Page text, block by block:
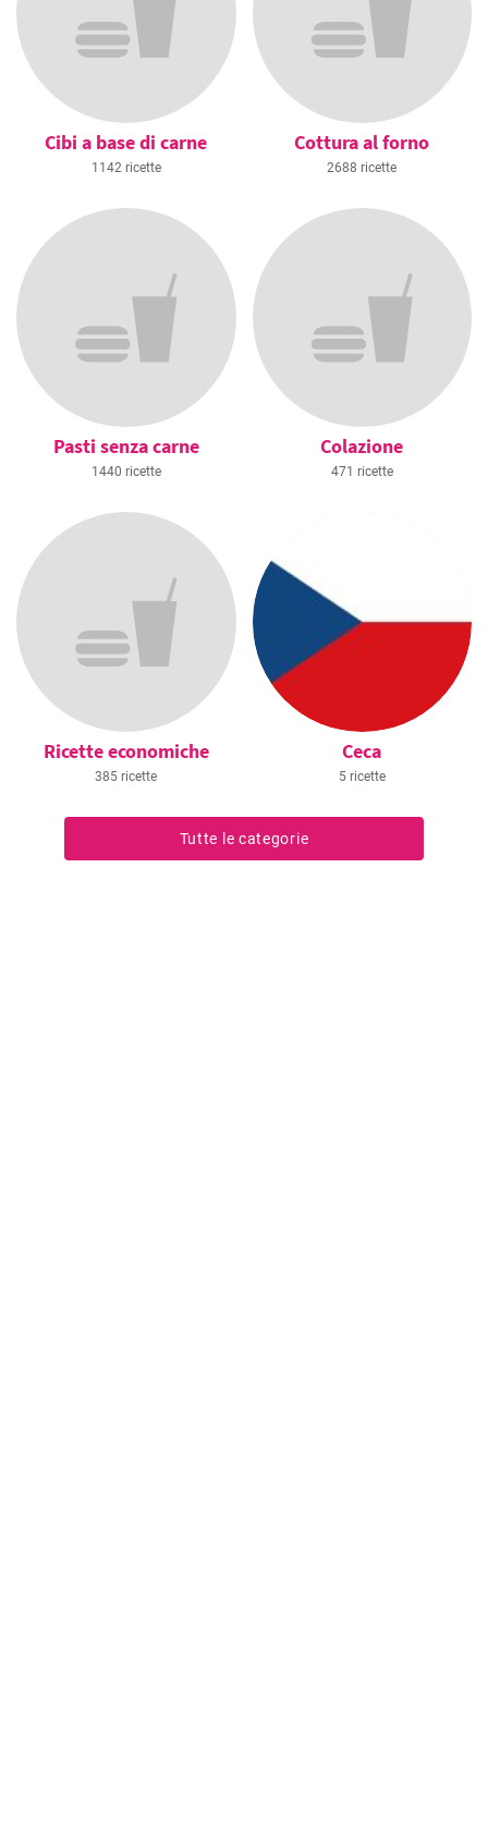
Cibi a base di carne
1142 ricette
Cottura al forno
2688 ricette
Pasti senza carne
1440 ricette
Colazione
471 ricette
Ricette economiche
385 ricette
Ceca
5 ricette
Tutte le categorie